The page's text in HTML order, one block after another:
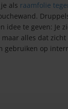
als raamfolie
te geven: Je
alles dat
gebruiken op